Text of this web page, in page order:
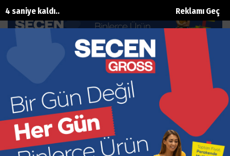
Reklamı Geç
3 saniye kaldı..
Miyopi sorununa teknolojik çözüm
Ana Sayfa Sağlik